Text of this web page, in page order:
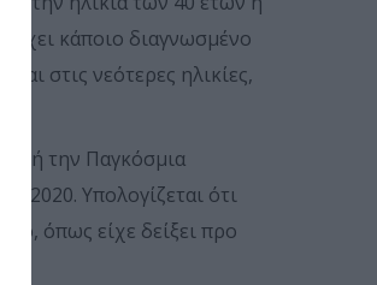
κάποιο διαγνωσμένο
στις νεότερες ηλικίες,
την Παγκόσμια
το 2020. Υπολογίζεται ότι
όπως είχε δείξει προ